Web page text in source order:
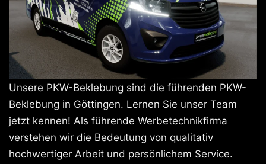
Unsere PKW-Beklebung sind die führenden PKW-
Beklebung in Göttingen. Lernen Sie unser Team
jetzt kennen! Als führende Werbetechnikfirma
verstehen wir die Bedeutung von qualitativ
hochwertiger Arbeit und persönlichem Service.